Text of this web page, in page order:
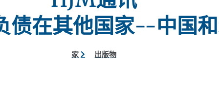
债在其他国家--中国
家 出版物